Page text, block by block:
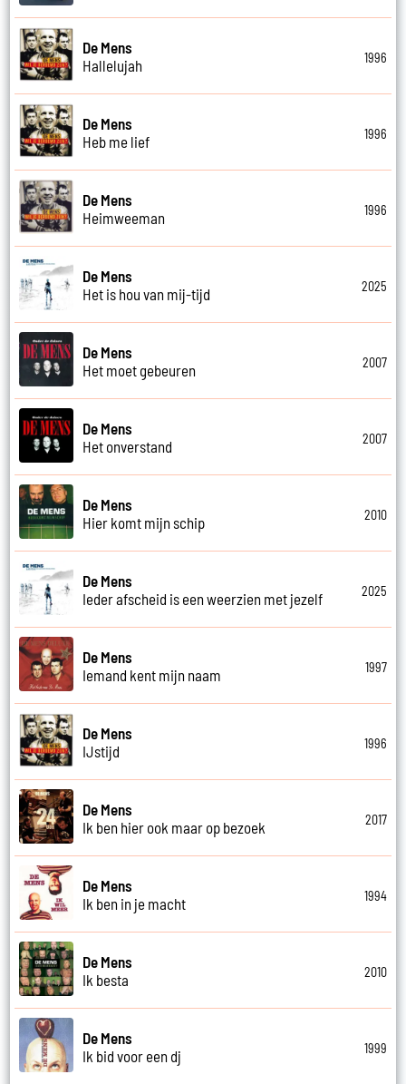
De Mens
Hallelujah
1996
De Mens
Heb me lief
1996
De Mens
Heimweeman
1996
De Mens
Het is hou van mij-tijd
2025
De Mens
Het moet gebeuren
2007
De Mens
Het onverstand
2007
De Mens
Hier komt mijn schip
2010
De Mens
Ieder afscheid is een weerzien met jezelf
2025
De Mens
Iemand kent mijn naam
1997
De Mens
IJstijd
1996
De Mens
Ik ben hier ook maar op bezoek
2017
De Mens
Ik ben in je macht
1994
De Mens
Ik besta
2010
De Mens
Ik bid voor een dj
1999